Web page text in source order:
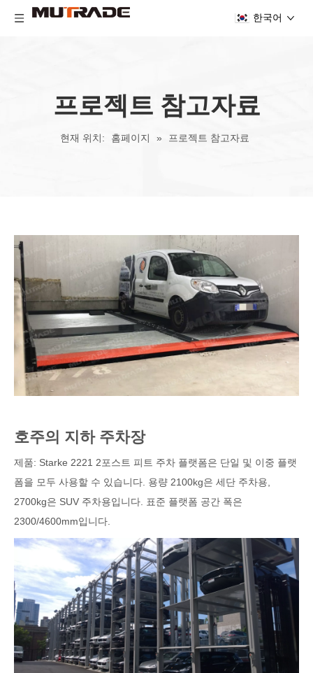
한국어
프로젝트 참고자료
현재 위치: 홈페이지 » 프로젝트 참고자료
호주의 지하 주차장
제품: Starke 2221 2포스트 피트 주차 플랫폼은 단일 및 이중 플랫
폼을 모두 사용할 수 있습니다. 용량 2100kg은 세단 주차용,
2700kg은 SUV 주차용입니다. 표준 플랫폼 공간 폭은
2300/4600mm입니다.